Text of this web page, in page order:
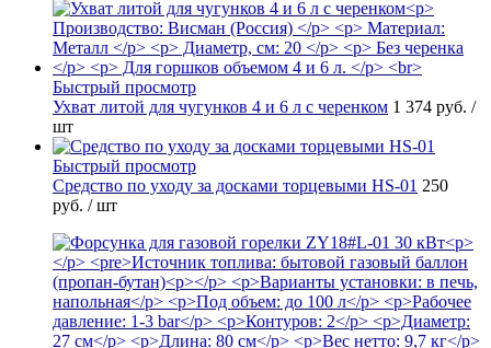
Быстрый просмотр
Ухват литой для чугунков 4 и 6 л с черенком 1 374 руб. /
шт
Быстрый просмотр
Средство по уходу за досками торцевыми HS-01 250
руб. / шт